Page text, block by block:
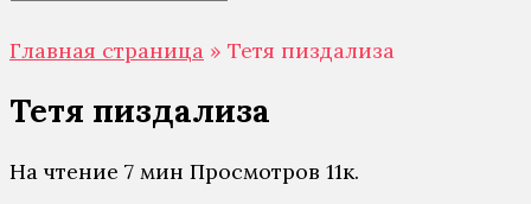
Главная страница » Тетя пиздализа
Тетя пиздализа
На чтение 7 мин Просмотров 11к.